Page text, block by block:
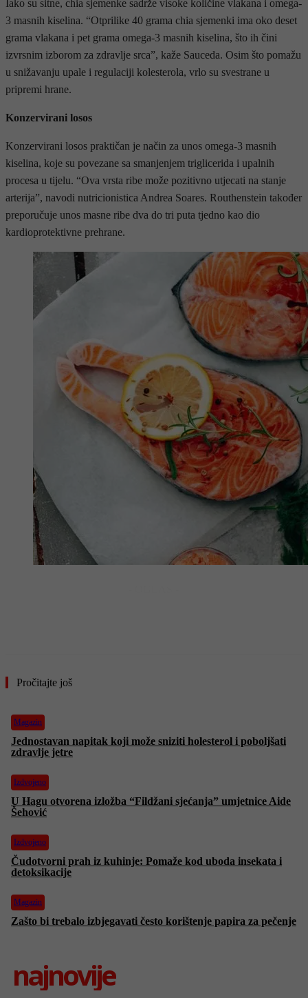
Iako su sitne, chia sjemenke sadrže visoke količine vlakana i omega-
3 masnih kiselina. “Otprilike 40 grama chia sjemenki ima oko deset
grama vlakana i pet grama omega-3 masnih kiselina, što ih čini
izvrsnim izborom za zdravlje srca”, kaže Sauceda. Osim što pomažu
u snižavanju upale i regulaciji kolesterola, vrlo su svestrane u
pripremi hrane.
Konzervirani losos
Konzervirani losos praktičan je način za unos omega-3 masnih
kiselina, koje su povezane sa smanjenjem triglicerida i upalnih
procesa u tijelu. “Ova vrsta ribe može pozitivno utjecati na stanje
arterija”, navodi nutricionistica Andrea Soares. Routhenstein također
preporučuje unos masne ribe dva do tri puta tjedno kao dio
kardioprotektivne prehrane.
Pročitajte još
Magazin
Jednostavan napitak koji može sniziti holesterol i poboljšati
zdravlje jetre
Izdvojeno
U Hagu otvorena izložba “Fildžani sjećanja” umjetnice Aide
Šehović
Izdvojeno
Čudotvorni prah iz kuhinje: Pomaže kod uboda insekata i
detoksikacije
Magazin
Zašto bi trebalo izbjegavati često korištenje papira za pečenje
najnovije